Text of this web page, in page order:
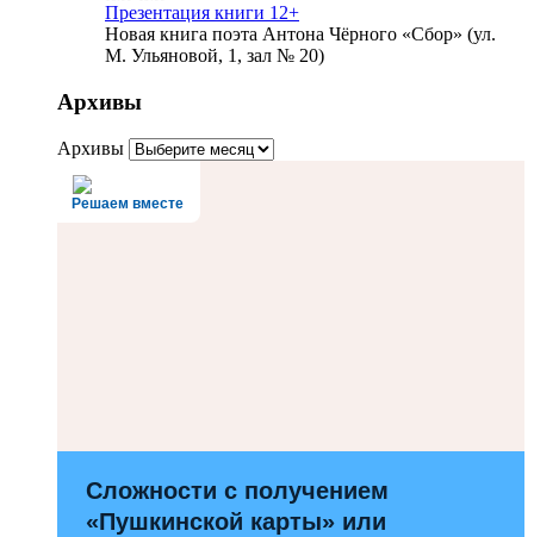
Презентация книги 12+
Новая книга поэта Антона Чёрного «Сбор» (ул.
М. Ульяновой, 1, зал № 20)
Архивы
Архивы
Решаем вместе
Сложности с получением
«Пушкинской карты» или